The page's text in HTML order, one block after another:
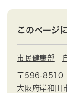
このページ
市民健康部
〒596-8510
大阪府岸和田